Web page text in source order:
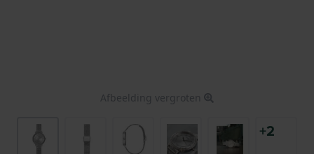
Afbeelding vergroten
+2